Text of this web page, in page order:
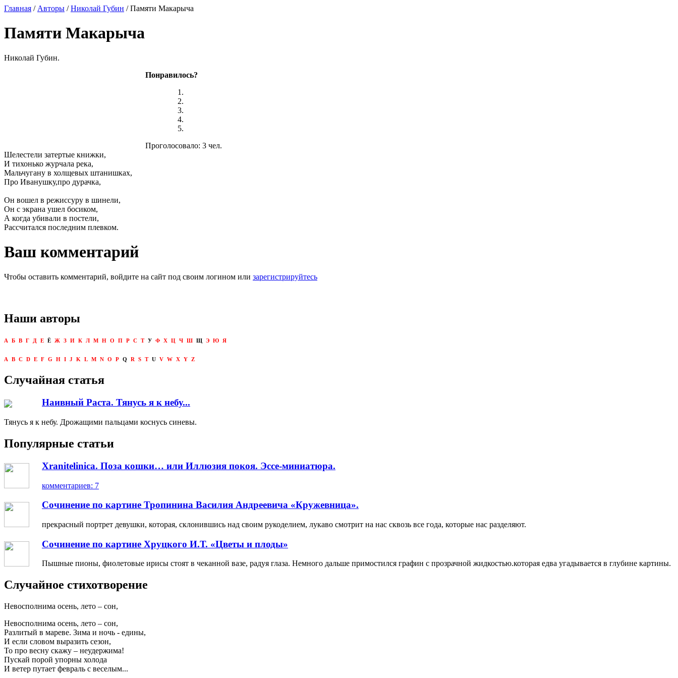
Главная / Авторы /Николай Губин / Памяти Макарыча
Памяти Макарыча
Николай Губин.
Понравилось?
Проголосовало: 3 чел.
Шелестели затертые книжки,
И тихонько журчала река,
Мальчугану в холщевых штанишках,
Про Иванушку,про дурачка,
Он вошел в режиссуру в шинели,
Он с экрана ушел босиком,
А когда убивали в постели,
Рассчитался последним плевком.
Ваш комментарий
Чтобы оставить комментарий, войдите на сайт под своим логином или зарегистрируйтесь
Наши авторы
А Б В Г Д Е Ё Ж З И К Л М Н О П Р С Т У Ф Х Ц Ч Ш Щ Э Ю Я
A B C D E F G H I J K L M N O P Q R S T U V W X Y Z
Случайная статья
Наивный Раста. Тянусь я к небу...
Тянусь я к небу. Дрожащими пальцами коснусь синевы.
Популярные статьи
Xranitelinica. Поза кошки… или Иллюзия покоя. Эссе-миниатюра.
комментариев: 7
Сочинение по картине Тропинина Василия Андреевича «Кружевница».
прекрасный портрет девушки, которая, склонившись над своим рукоделием, лукаво смотрит на нас сквозь все года, которые нас разделяют.
Сочинение по картине Хруцкого И.Т. «Цветы и плоды»
Пышные пионы, фиолетовые ирисы стоят в чеканной вазе, радуя глаза. Немного дальше примостился графин с прозрачной жидкостью.которая едва угадывается в глубине картины.
Случайное стихотворение
Невосполнима осень, лето – сон,
Невосполнима осень, лето – сон,
Разлитый в мареве. Зима и ночь - едины,
И если словом выразить сезон,
То про весну скажу – неудержима!
Пускай порой упорны холода
И ветер путает февраль с веселым...